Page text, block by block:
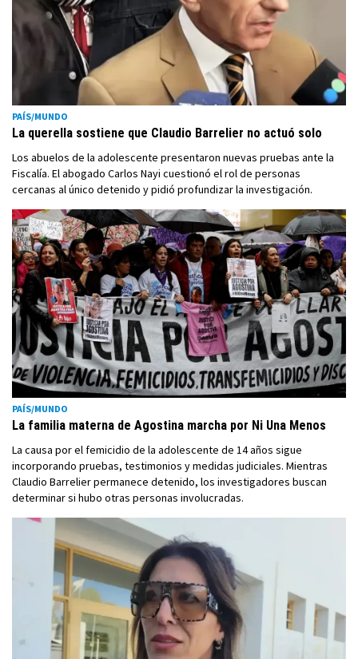
PAÍS/MUNDO
La querella sostiene que Claudio Barrelier no actuó solo
Los abuelos de la adolescente presentaron nuevas pruebas ante la
Fiscalía. El abogado Carlos Nayi cuestionó el rol de personas
cercanas al único detenido y pidió profundizar la investigación.
PAÍS/MUNDO
La familia materna de Agostina marcha por Ni Una Menos
La causa por el femicidio de la adolescente de 14 años sigue
incorporando pruebas, testimonios y medidas judiciales. Mientras
Claudio Barrelier permanece detenido, los investigadores buscan
determinar si hubo otras personas involucradas.